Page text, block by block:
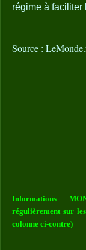
régime à faciliter
Source :
Informations
régulièrement sur
colonne ci-contre)